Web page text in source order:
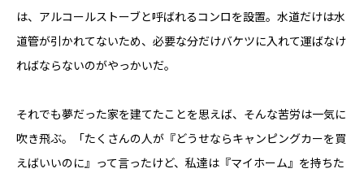
は、アルコールストーブと呼ばれるコンロを設置。水道だけは水
道管が引かれてないため、必要な分だけバケツに入れて運ばなけ
ればならないのがやっかいだ。
それでも夢だった家を建てたことを思えば、そんな苦労は一気に
吹き飛ぶ。「たくさんの人が『どうせならキャンピングカーを買
えばいいのに』って言ったけど、私達は『マイホーム』を持ちた